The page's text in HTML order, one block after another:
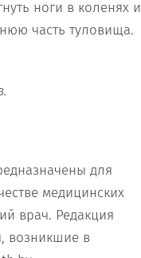
ноги в коленях и
часть туловища.
для
медицинских
врач. Редакция
возникшие в